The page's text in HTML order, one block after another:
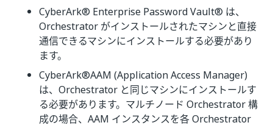
CyberArk® Enterprise Password Vault® は、
Orchestrator がインストールされたマシンと直接
通信できるマシンにインストールする必要があり
ます。
CyberArk®AAM (Application Access Manager)
は、Orchestrator と同じマシンにインストールす
る必要があります。マルチノード Orchestrator 構
成の場合、AAM インスタンスを各 Orchestrator